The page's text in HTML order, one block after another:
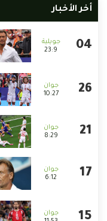
أخر الأخبار
23:9
10:27
8:29
6:12